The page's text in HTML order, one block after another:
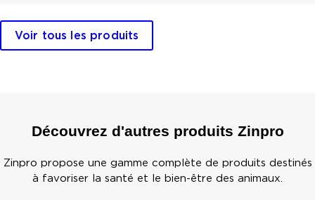
Voir tous les produits
Découvrez d'autres produits Zinpro
Zinpro propose une gamme complète de produits destinés
à favoriser la santé et le bien-être des animaux.